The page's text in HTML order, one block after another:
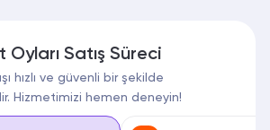
Satış Süreci
hızlı ve güvenli bir şekilde
Hizmetimizi hemen deneyin!